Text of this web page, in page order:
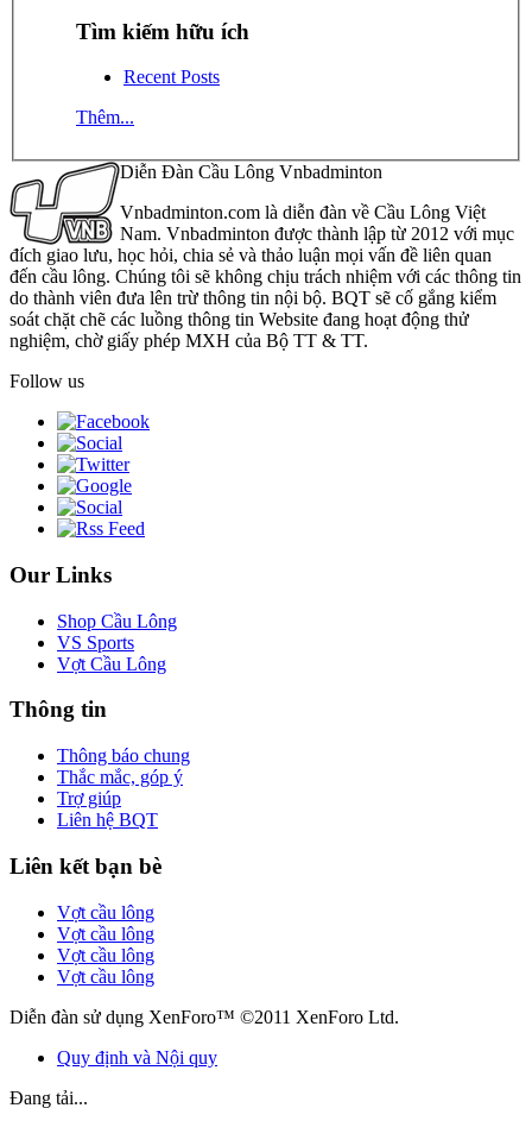
Tìm kiếm hữu ích
Recent Posts
Thêm...
Diễn Đàn Cầu Lông Vnbadminton
Vnbadminton.com là diễn đàn về Cầu Lông Việt
Nam. Vnbadminton được thành lập từ 2012 với mục
đích giao lưu, học hỏi, chia sẻ và thảo luận mọi vấn đề liên quan
đến cầu lông. Chúng tôi sẽ không chịu trách nhiệm với các thông tin
do thành viên đưa lên trừ thông tin nội bộ. BQT sẽ cố gắng kiểm
soát chặt chẽ các luồng thông tin Website đang hoạt động thử
nghiệm, chờ giấy phép MXH của Bộ TT & TT.
Follow us
Our Links
Shop Cầu Lông
VS Sports
Vợt Cầu Lông
Thông tin
Thông báo chung
Thắc mắc, góp ý
Trợ giúp
Liên hệ BQT
Liên kết bạn bè
Vợt cầu lông
Vợt cầu lông
Vợt cầu lông
Vợt cầu lông
Diễn đàn sử dụng XenForo™ ©2011 XenForo Ltd.
Quy định và Nội quy
Đang tải...